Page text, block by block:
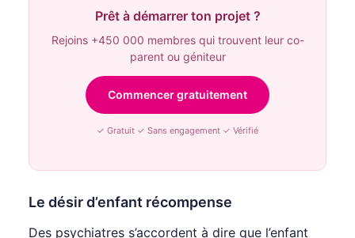
Prêt à démarrer ton projet ?
Rejoins +450 000 membres qui trouvent leur co-
parent ou géniteur
Commencer gratuitement
✓ Gratuit ✓ Sans engagement ✓ Vérifié
Le désir d’enfant récompense
Des psychiatres s’accordent à dire que l’enfant